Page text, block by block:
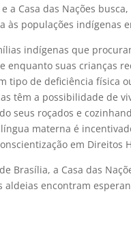
a Casa das Nações
às populações indígenas
indígenas que
suas crianças
tipo de deficiência física
têm a possibilidade de
seus roçados e
materna é
em Direitos
Brasília, a Casa das
aldeias encontram